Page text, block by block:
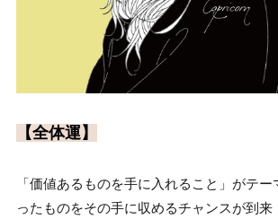
【全体運】
「価値あるものを手に入れること」がテ
ったものをその手に収めるチャンスが到来